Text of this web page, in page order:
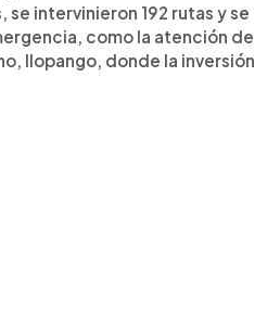
intervinieron 192 rutas y se
como la atención de
Ilopango, donde la inversión